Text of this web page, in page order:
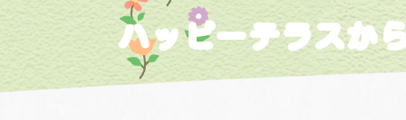
ハッピーテラスか